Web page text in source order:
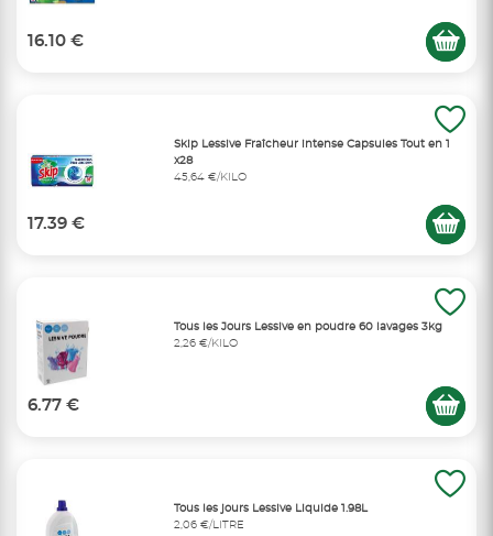
16.10 €
Skip Lessive Fraîcheur intense Capsules Tout en 1
x28
45,64 €/KILO
17.39 €
Tous les Jours Lessive en poudre 60 lavages 3kg
2,26 €/KILO
6.77 €
Tous les jours Lessive Liquide 1.98L
2,06 €/LITRE